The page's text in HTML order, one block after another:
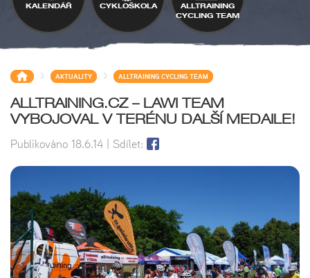
KALENDÁŘ CYKLOŠKOLA
ALLTRAINING
CYCLING TEAM
> AKTUALITY > ALLTRAINING CYCLING TEAM
ALLTRAINING.CZ – LAWI TEAM
VYBOJOVAL V TERÉNU DALŠÍ MEDAILE!
Publikováno 18.6.14 | Sdílet: